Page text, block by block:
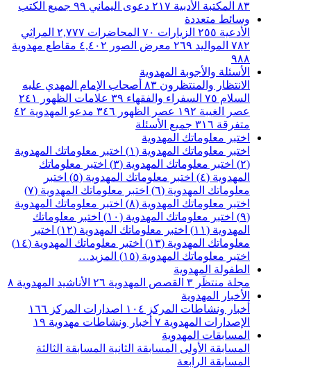
المكتبة الأدبية٢١٧ دعوى اليماني٩٩ جميع الكتب
وسائط متعددة
الزيارات٧٠ المحاضرات ٢,٧٧٧ المراثي
المواليد٢٦٩ معرض الصور٤,٤٠٢
مقاطع مهدوية
الأسئلة والأجوبة المهدوية
الانتظار والمنتظرون٨٣ أصحاب الإمام المهدي عليه
السفراء والفقهاء٣٩ علامات الظهور٢٤١
١٩٢ عصر الظهور٣٤٦ مدعو المهدوية٤٢
جميع الأسئلة
اختبر معلوماتك المهدوية
اختبر معلوماتك المهدوية (١)
اختبر معلوماتك المهدوية
اختبر معلوماتك المهدوية (٣)
اختبر معلوماتك
اختبر معلوماتك المهدوية (٥)
اختبر
معلوماتك المهدوية (٦)
اختبر معلوماتك المهدوية (٧)
اختبر معلوماتك المهدوية (٨)
اختبر معلوماتك المهدوية
اختبر معلوماتك المهدوية (١٠)
اختبر معلوماتك
اختبر معلوماتك المهدوية (١٢)
اختبر
معلوماتك المهدوية (١٣)
اختبر معلوماتك المهدوية (١٤)
اختبر معلوماتك المهدوية (١٥)
المزيد…
الطفولة المهدوية
مجلة منتظَر٣ القصص المهدوية٢٦ الأناشيد المهدوية٨
الأخبار المهدوية
أخبار ونشاطات المركز١٠٤ اصدارات المركز ١٦٦
الإصدارات المهدوية ٧ أخبار ونشاطات مهدوية١٩
المسابقات المهدوية
المسابقة الأولىالمسابقة الثانيةالمسابقة الثالثة
المسابقة الرابعة